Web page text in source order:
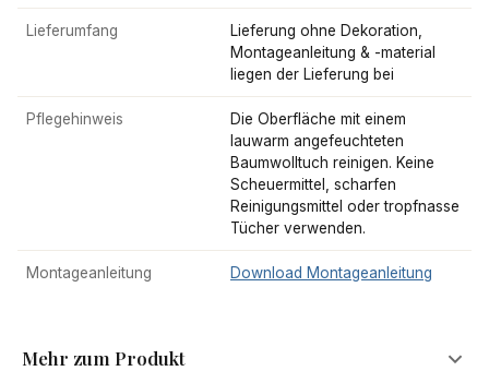
Lieferumfang
Lieferung ohne Dekoration,
Montageanleitung & -material
liegen der Lieferung bei
Pflegehinweis
Die Oberfläche mit einem
lauwarm angefeuchteten
Baumwolltuch reinigen. Keine
Scheuermittel, scharfen
Reinigungsmittel oder tropfnasse
Tücher verwenden.
Montageanleitung Download Montageanleitung
Mehr zum Produkt